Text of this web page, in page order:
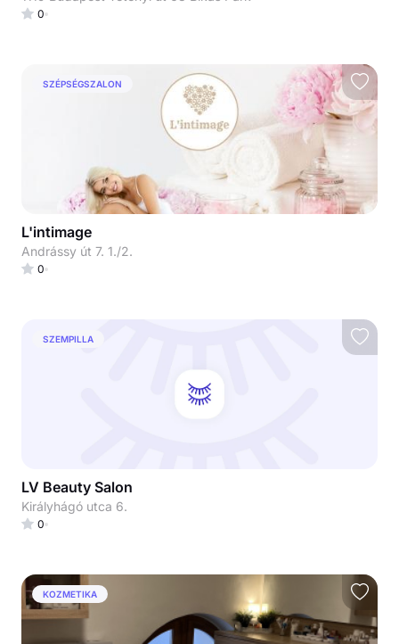
0
SZÉPSÉGSZALON
L'intimage
Andrássy út 7. 1./2.
0
SZEMPILLA
LV Beauty Salon
Királyhágó utca 6.
0
KOZMETIKA